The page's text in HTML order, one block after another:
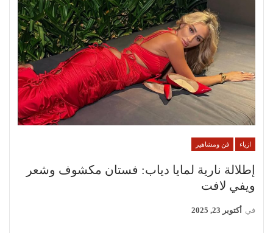
ازياء فن ومشاهير
إطلالة نارية لمايا دياب: فستان مكشوف وشعر
ويفي لافت
في أكتوبر 23, 2025